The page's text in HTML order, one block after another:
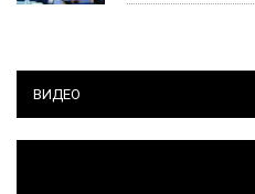
ВИДЕО